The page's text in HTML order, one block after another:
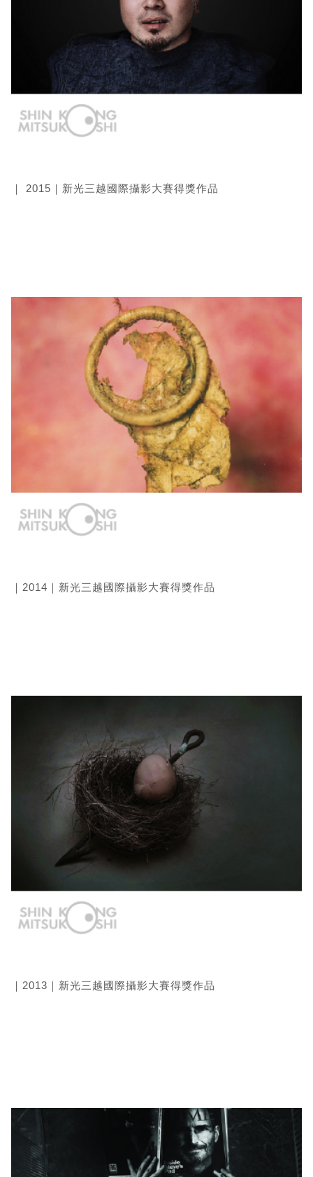
｜ 2015｜新光三越國際攝影大賽得獎作品
｜2014｜新光三越國際攝影大賽得獎作品
｜2013｜新光三越國際攝影大賽得獎作品